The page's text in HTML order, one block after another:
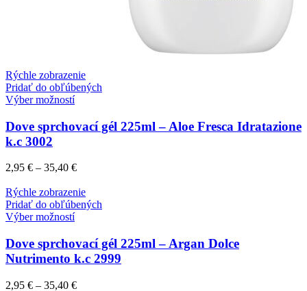
Rýchle zobrazenie
Pridať do obľúbených
Výber možností
Dove sprchovací gél 225ml – Aloe Fresca Idratazione
k.c 3002
2,95 € – 35,40 €
Rýchle zobrazenie
Pridať do obľúbených
Výber možností
Dove sprchovací gél 225ml – Argan Dolce
Nutrimento k.c 2999
2,95 € – 35,40 €